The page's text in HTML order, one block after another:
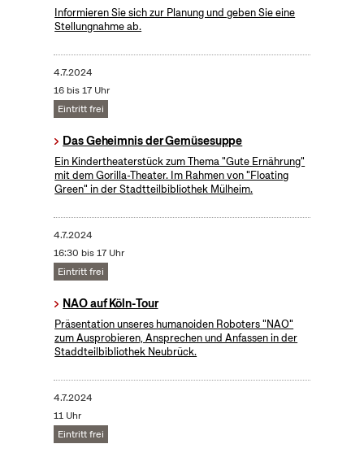
Informieren Sie sich zur Planung und geben Sie eine
Stellungnahme ab.
4.7.2024
16 bis 17 Uhr
Eintritt frei
Das Geheimnis der Gemüsesuppe
Ein Kindertheaterstück zum Thema "Gute Ernährung"
mit dem Gorilla-Theater. Im Rahmen von "Floating
Green" in der Stadtteilbibliothek Mülheim.
4.7.2024
16:30 bis 17 Uhr
Eintritt frei
NAO auf Köln-Tour
Präsentation unseres humanoiden Roboters "NAO"
zum Ausprobieren, Ansprechen und Anfassen in der
Staddteilbibliothek Neubrück.
4.7.2024
11 Uhr
Eintritt frei